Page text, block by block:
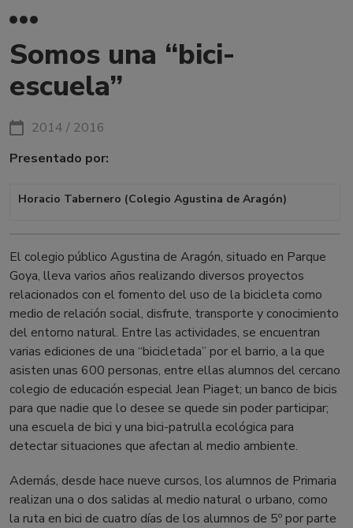
Somos una “bici-
escuela”
2014 / 2016
Presentado por:
Horacio Tabernero (Colegio Agustina de Aragón)
El colegio público Agustina de Aragón, situado en Parque
Goya, lleva varios años realizando diversos proyectos
relacionados con el fomento del uso de la bicicleta como
medio de relación social, disfrute, transporte y conocimiento
del entorno natural. Entre las actividades, se encuentran
varias ediciones de una “bicicletada” por el barrio, a la que
asisten unas 600 personas, entre ellas alumnos del cercano
colegio de educación especial Jean Piaget; un banco de bicis
para que nadie que lo desee se quede sin poder participar;
una escuela de bici y una bici-patrulla ecológica para
detectar situaciones que afectan al medio ambiente.
Además, desde hace nueve cursos, los alumnos de Primaria
realizan una o dos salidas al medio natural o urbano, como
la ruta en bici de cuatro días de los alumnos de 5º por parte